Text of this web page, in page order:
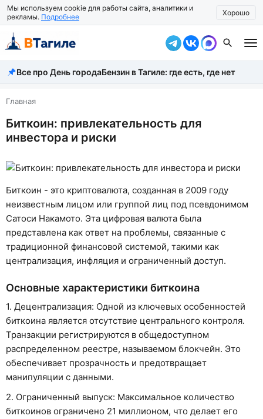
Мы используем cookie для работы сайта, аналитики и
рекламы. Подробнее Хорошо
Все новости
Происшествия
Город
Жизнь
Экономика
Общество
Рассказать новость
Все про День городаБензин в Тагиле: где есть, где нет
Главная
Биткоин: привлекательность для
инвестора и риски
Биткоин - это криптовалюта, созданная в 2009 году
неизвестным лицом или группой лиц под псевдонимом
Сатоси Накамото. Эта цифровая валюта была
представлена как ответ на проблемы, связанные с
традиционной финансовой системой, такими как
централизация, инфляция и ограниченный доступ.
Основные характеристики биткоина
1. Децентрализация: Одной из ключевых особенностей
биткоина является отсутствие центрального контроля.
Транзакции регистрируются в общедоступном
распределенном реестре, называемом блокчейн. Это
обеспечивает прозрачность и предотвращает
манипуляции с данными.
2. Ограниченный выпуск: Максимальное количество
биткоинов ограничено 21 миллионом, что делает его